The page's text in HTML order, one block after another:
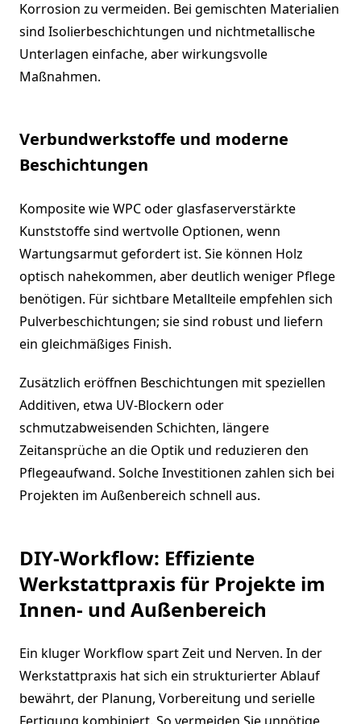
Korrosion zu vermeiden. Bei gemischten Materialien
sind Isolierbeschichtungen und nichtmetallische
Unterlagen einfache, aber wirkungsvolle
Maßnahmen.
Verbundwerkstoffe und moderne
Beschichtungen
Komposite wie WPC oder glasfaserverstärkte
Kunststoffe sind wertvolle Optionen, wenn
Wartungsarmut gefordert ist. Sie können Holz
optisch nahekommen, aber deutlich weniger Pflege
benötigen. Für sichtbare Metallteile empfehlen sich
Pulverbeschichtungen; sie sind robust und liefern
ein gleichmäßiges Finish.
Zusätzlich eröffnen Beschichtungen mit speziellen
Additiven, etwa UV-Blockern oder
schmutzabweisenden Schichten, längere
Zeitansprüche an die Optik und reduzieren den
Pflegeaufwand. Solche Investitionen zahlen sich bei
Projekten im Außenbereich schnell aus.
DIY-Workflow: Effiziente
Werkstattpraxis für Projekte im
Innen- und Außenbereich
Ein kluger Workflow spart Zeit und Nerven. In der
Werkstattpraxis hat sich ein strukturierter Ablauf
bewährt, der Planung, Vorbereitung und serielle